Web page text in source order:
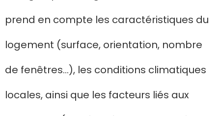
prend en compte les caractéristiques du
logement (surface, orientation, nombre
de fenêtres…), les conditions climatiques
locales, ainsi que les facteurs liés aux